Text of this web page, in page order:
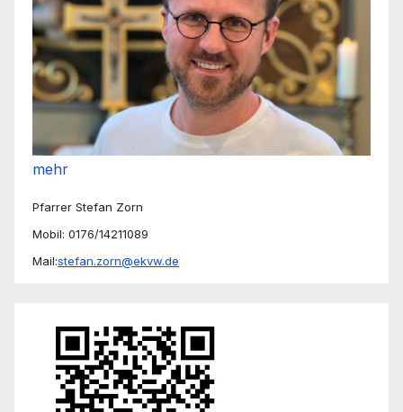
mehr
Pfarrer Stefan Zorn
Mobil: 0176/14211089
Mail:stefan.zorn@ekvw.de